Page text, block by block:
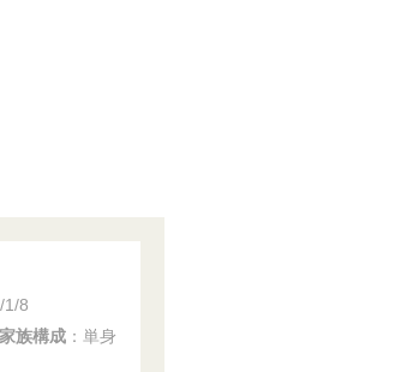
1/8
家族構成 ：単身